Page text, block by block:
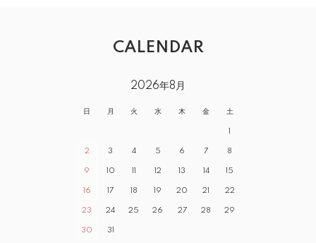
CALENDAR
2026年8月
日 月 火 水 木 金 土
1
2 3 4 5 6 7 8
9 10 11 12 13 14 15
16 17 18 19 20 21 22
23 24 25 26 27 28 29
30 31